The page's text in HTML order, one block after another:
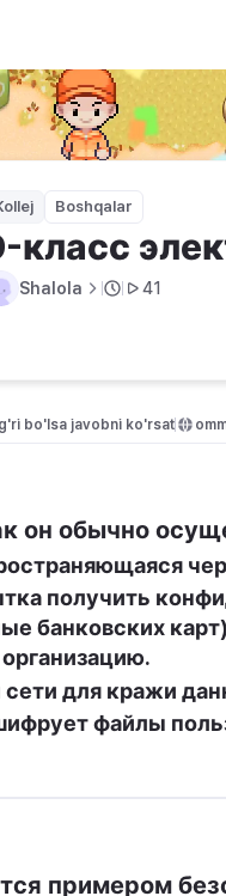
Boshqalar
класс
Shalola 41
bo'lsa javobni ko'rsat
он обычно
получить
банковских
для кражи
файлы
примером